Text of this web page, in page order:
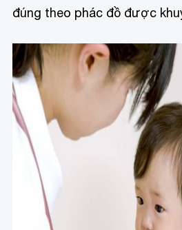
đúng theo phác đồ được